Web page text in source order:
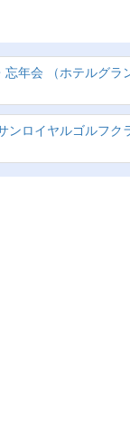
年会 （ホテルグ
ンロイヤルゴルフク